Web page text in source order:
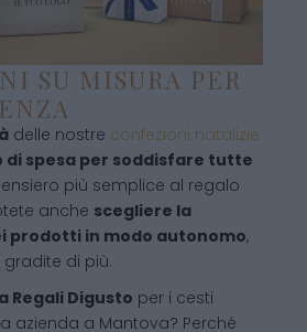
SU MISURA PER
delle nostre confezioni natalizie
di spesa per soddisfare tutte
più semplice al regalo
anche scegliere la
prodotti in modo autonomo,
di più.
Regali Digusto per i cesti
azienda a Mantova? Perché